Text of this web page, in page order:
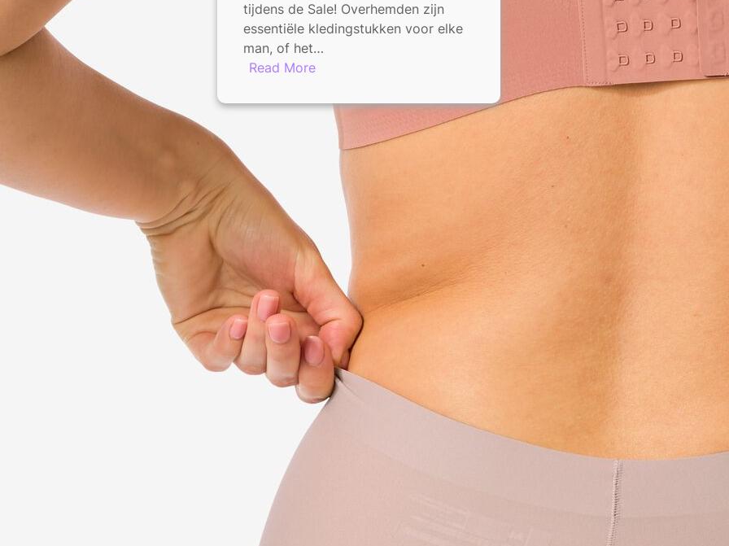
tijdens de Sale! Overhemden zijn
essentiële kledingstukken voor elke
man, of het…
Read More:
Kortingen
Tijdens
Sale
het
Niet!